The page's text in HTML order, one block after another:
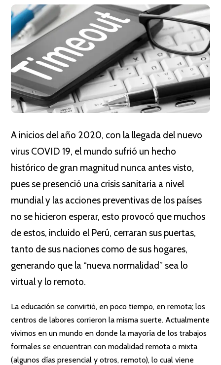
A inicios del año 2020, con la llegada del nuevo
virus COVID 19, el mundo sufrió un hecho
histórico de gran magnitud nunca antes visto,
pues se presenció una crisis sanitaria a nivel
mundial y las acciones preventivas de los países
no se hicieron esperar, esto provocó que muchos
de estos, incluido el Perú, cerraran sus puertas,
tanto de sus naciones como de sus hogares,
generando que la “nueva normalidad” sea lo
virtual y lo remoto.
La educación se convirtió, en poco tiempo, en remota; los
centros de labores corrieron la misma suerte. Actualmente
vivimos en un mundo en donde la mayoría de los trabajos
formales se encuentran con modalidad remota o mixta
(algunos días presencial y otros, remoto), lo cual viene